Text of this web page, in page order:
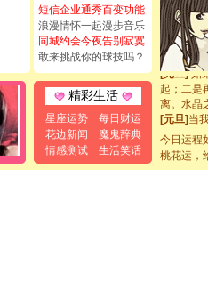
短信企业通秀百变功能
浪漫情怀一起漫步音乐
同城约会今夜告别寂寞
敢来挑战你的球技吗？
精彩生活
星座运势
每日财运
花边新闻
魔鬼辞典
情感测试
生活笑话
如意,快
[元旦]看
断电。爱
你是我专
[元旦]如
起；二是
离。水晶
[元旦]当
泣，这痛
卖了。水
[春节]风
颜！冬去
今日运程
桃花运，